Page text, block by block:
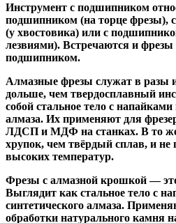
Инструмент с подшипником
подшипником (на торце фрезы),
(у хвостовика) или с
лезвиями). Встречаются и фрезы
подшипником.
Алмазные фрезы служат в разы
дольше, чем твердосплавный
собой стальное тело с
алмаза. Их применяют для
ЛДСП и МДФ на станках. В то же
хрупок, чем твёрдый сплав, и не
высоких температур.
Фрезы с алмазной крошкой—
Выглядит как стальное тело с
синтетического алмаза.
обработки натурального камня